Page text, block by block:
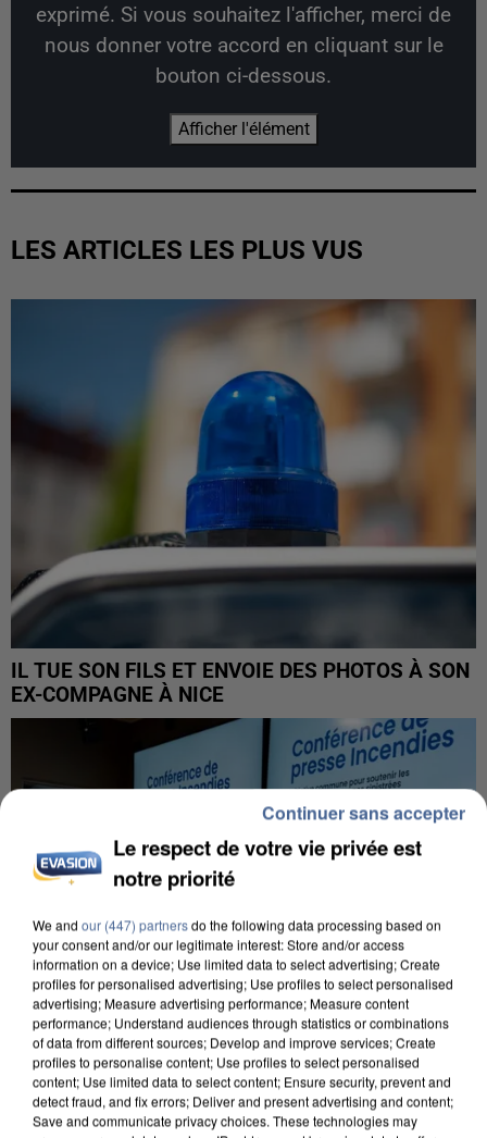
exprimé. Si vous souhaitez l'afficher, merci de
nous donner votre accord en cliquant sur le
bouton ci-dessous.
Afficher l'élément
LES ARTICLES LES PLUS VUS
IL TUE SON FILS ET ENVOIE DES PHOTOS À SON
EX-COMPAGNE À NICE
INCENDIES : L’ÎLE-DE-FRANCE LANCE UN ÉLAN
DE SOLIDARITÉ AVEC LES...
Le respect de votre vie privée est
notre priorité
We and our (447) partnersdo the following data processing based on
your consent and/or our legitimate interest: Store and/or access
information on a device; Use limited data to select advertising; Create
profiles for personalised advertising; Use profiles to select personalised
advertising; Measure advertising performance; Measure content
performance; Understand audiences through statistics or combinations
of data from different sources; Develop and improve services; Create
profiles to personalise content; Use profiles to select personalised
content; Use limited data to select content; Ensure security, prevent and
detect fraud, and fix errors; Deliver and present advertising and content;
Save and communicate privacy choices. These technologies may
Continuer sans accepter